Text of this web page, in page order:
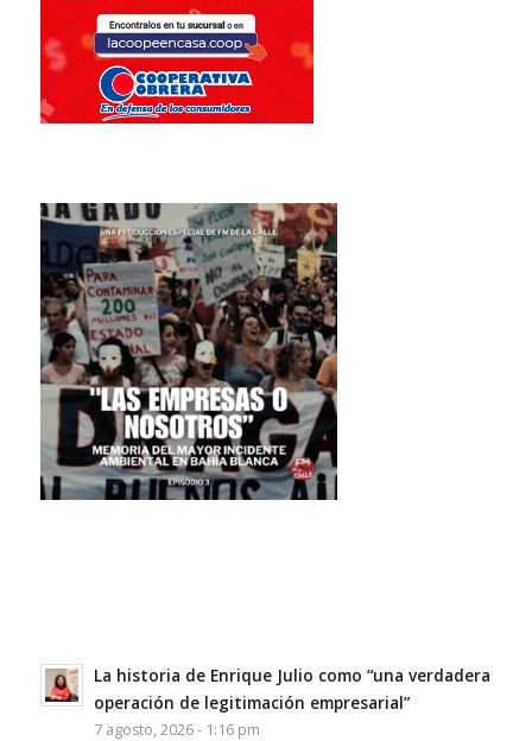
La historia de Enrique Julio como “una verdadera
operación de legitimación empresarial”
7 agosto, 2026 - 1:16 pm